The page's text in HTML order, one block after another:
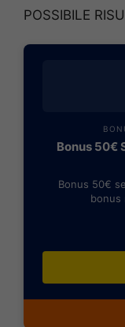
POSSIBILE
Bonus 50€
Bonus 50€
bonus